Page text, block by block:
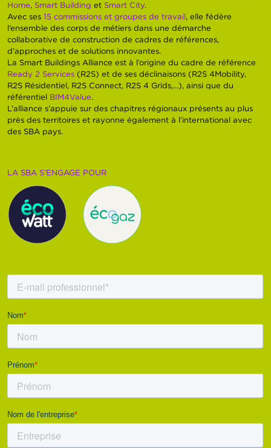
Home, Smart Building et Smart City.
Avec ses15 commissions et groupes de travail, elle fédère
l’ensemble des corps de métiers dans une démarche
collaborative de construction de cadres de références,
d’approches et de solutions innovantes.
La Smart Buildings Alliance est à l’origine du cadre de référence
Ready 2 Services (R2S) et de ses déclinaisons (R2S 4Mobility,
R2S Résidentiel, R2S Connect, R2S 4 Grids,…), ainsi que du
référentiel BIM4Value.
L’alliance s’appuie sur des chapitres régionaux présents au plus
près des territoires et rayonne également à l’international avec
des SBA pays.
LA SBA S’ENGAGE POUR